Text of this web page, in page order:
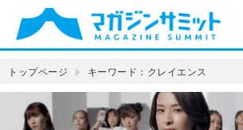
トップページ キーワード：クレイエンス